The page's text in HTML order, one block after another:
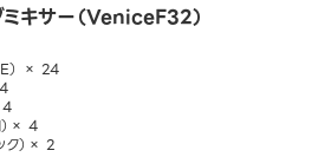
キサー（VeniceF32）
） × 24
4
）× 4
ク）× 2